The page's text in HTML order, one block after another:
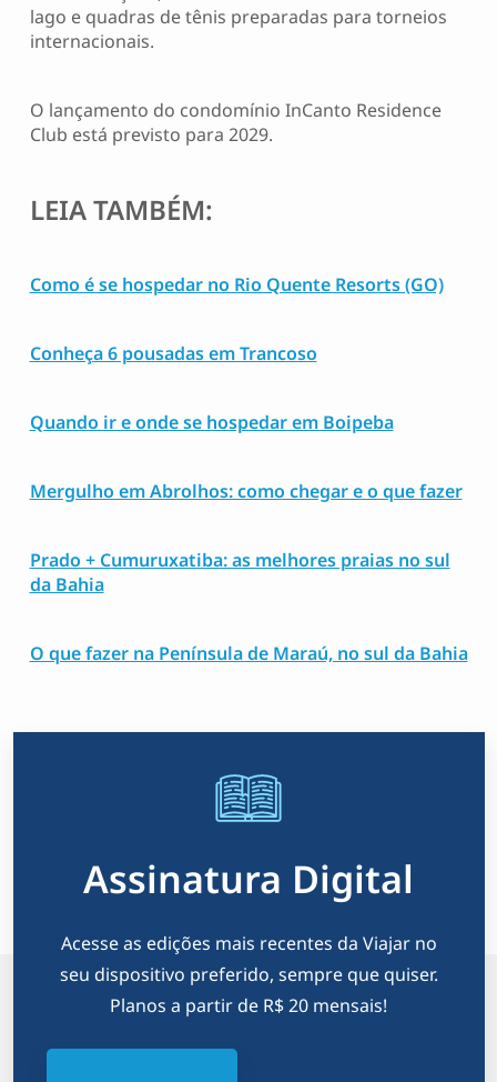
lago e quadras de tênis preparadas para torneios
internacionais.
O lançamento do condomínio InCanto Residence
Club está previsto para 2029.
LEIA TAMBÉM:
Como é se hospedar no Rio Quente Resorts (GO)
Conheça 6 pousadas em Trancoso
Quando ir e onde se hospedar em Boipeba
Mergulho em Abrolhos: como chegar e o que fazer
Prado + Cumuruxatiba: as melhores praias no sul
da Bahia
O que fazer na Península de Maraú, no sul da Bahia
Assinatura Digital
Acesse as edições mais recentes da Viajar no
seu dispositivo preferido, sempre que quiser.
Planos a partir de R$ 20 mensais!